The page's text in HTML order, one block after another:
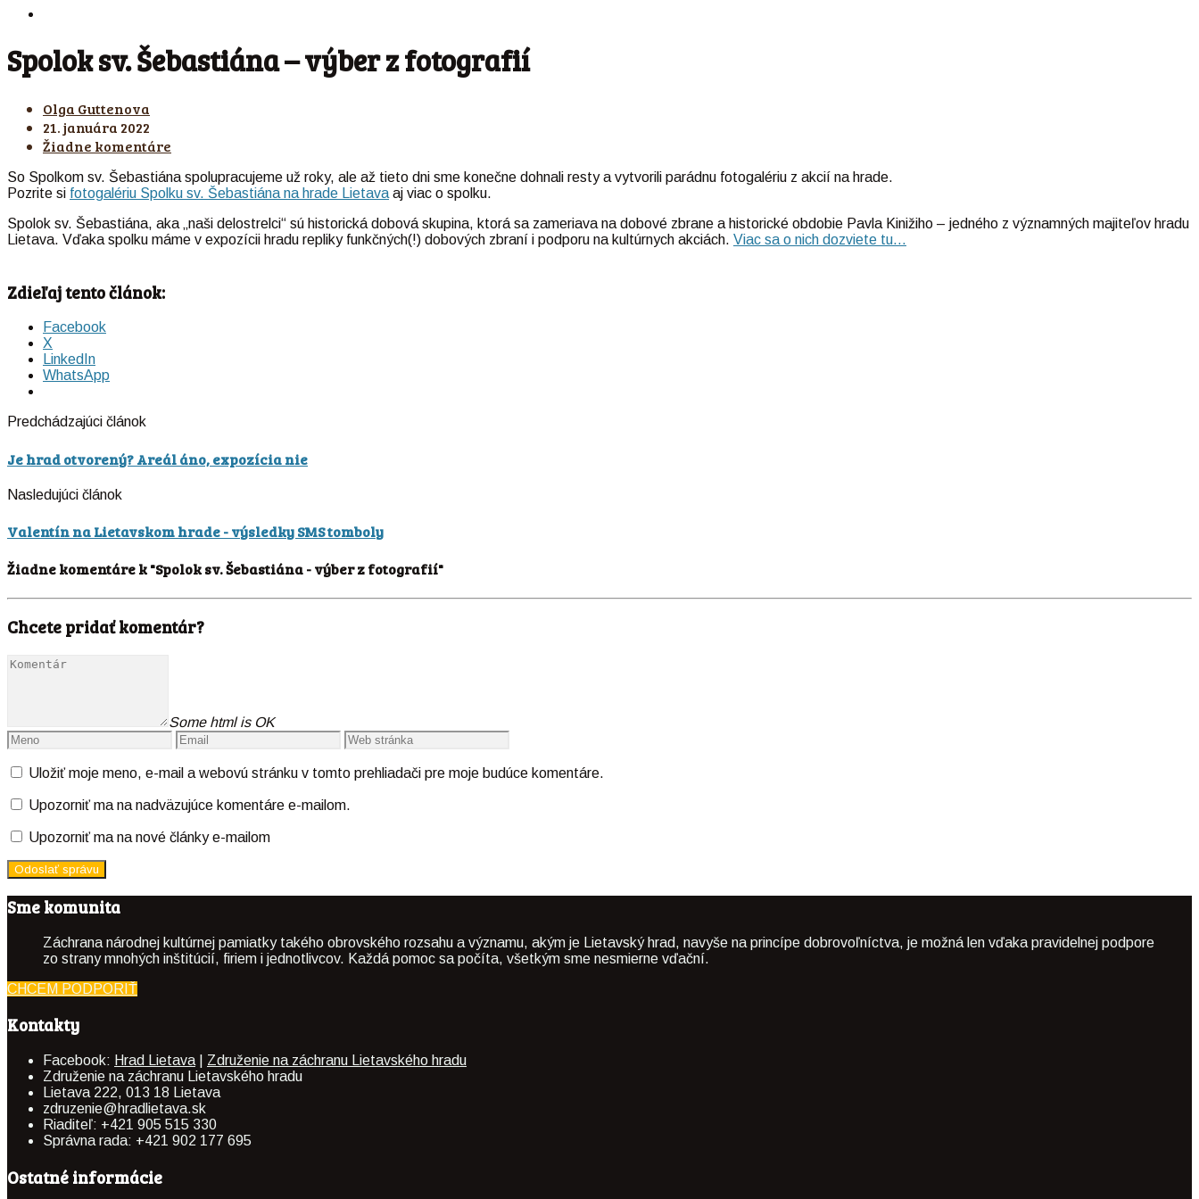
Spolok sv. Šebastiána – výber z fotografií
Olga Guttenova
21. januára 2022
Žiadne komentáre
So Spolkom sv. Šebastiána spolupracujeme už roky, ale až tieto dni sme konečne dohnali resty a vytvorili parádnu fotogalériu z akcií na hrade.
Pozrite si fotogalériu Spolku sv. Šebastiána na hrade Lietava aj viac o spolku.
Spolok sv. Šebastiána, aka „naši delostrelci“ sú historická dobová skupina, ktorá sa zameriava na dobové zbrane a historické obdobie Pavla Kinižiho – jedného z významných majiteľov hradu
Lietava. Vďaka spolku máme v expozícii hradu repliky funkčných(!) dobových zbraní i podporu na kultúrnych akciách. Viac sa o nich dozviete tu…
Zdieľaj tento článok:
Facebook
X
LinkedIn
WhatsApp
Predchádzajúci článok
Je hrad otvorený? Areál áno, expozícia nie
Nasledujúci článok
Valentín na Lietavskom hrade - výsledky SMS tomboly
Žiadne komentáre k "Spolok sv. Šebastiána - výber z fotografií"
Chcete pridať komentár?
Some html is OK
Uložiť moje meno, e-mail a webovú stránku v tomto prehliadači pre moje budúce komentáre.
Upozorniť ma na nadväzujúce komentáre e-mailom.
Upozorniť ma na nové články e-mailom
Sme komunita
Záchrana národnej kultúrnej pamiatky takého obrovského rozsahu a významu, akým je Lietavský hrad, navyše na princípe dobrovoľníctva, je možná len vďaka pravidelnej podpore
zo strany mnohých inštitúcií, firiem i jednotlivcov. Každá pomoc sa počíta, všetkým sme nesmierne vďační.
CHCEM PODPORIŤ
Kontakty
Facebook: Hrad Lietava
Združenie na záchranu Lietavského hradu
Združenie na záchranu Lietavského hradu
Lietava 222, 013 18 Lietava
zdruzenie@hradlietava.sk
Riaditeľ: +421 905 515 330
Správna rada: +421 902 177 695
Ostatné informácie